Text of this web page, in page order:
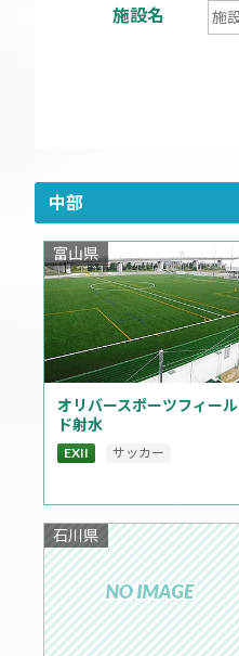
施設名
中部
オリバースポーツフィール
ド射水
富山県
EXII サッカー
石川県